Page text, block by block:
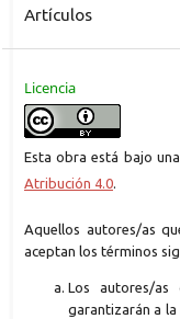
Artículos
Licencia
Esta obra está bajo
Atribución 4.0.
Aquellos autores/as
aceptan los términos
Los autores/as
garantizarán a